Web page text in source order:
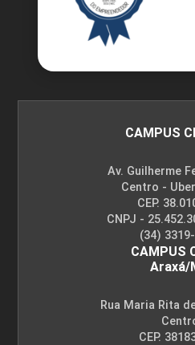
CAMPUS
Av. Guilherme
Centro -
CEP.
CNPJ -
(34)
CAMPUS
Araxá/
Rua Maria Rita
CEP.